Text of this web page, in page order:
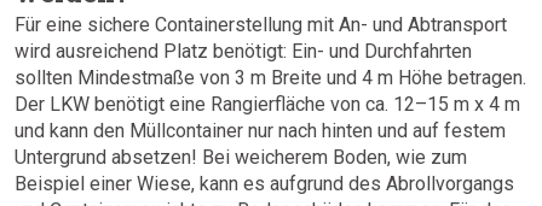
Für eine sichere Containerstellung mit An- und Abtransport
wird ausreichend Platz benötigt: Ein- und Durchfahrten
sollten Mindestmaße von 3 m Breite und 4 m Höhe betragen.
Der LKW benötigt eine Rangierfläche von ca. 12–15 m x 4 m
und kann den Müllcontainer nur nach hinten und auf festem
Untergrund absetzen! Bei weicherem Boden, wie zum
Beispiel einer Wiese, kann es aufgrund des Abrollvorgangs